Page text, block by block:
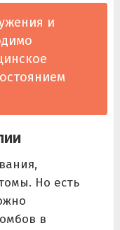
и
Но есть
в